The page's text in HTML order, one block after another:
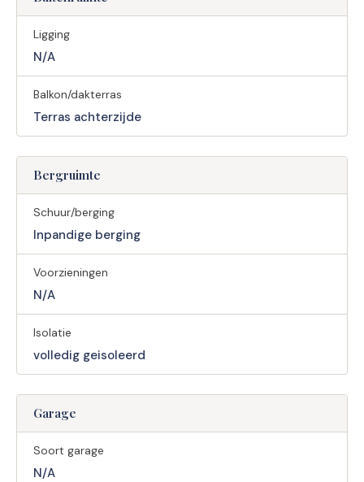
Ligging
N/A
Balkon/dakterras
Terras achterzijde
Bergruimte
Schuur/berging
Inpandige berging
Voorzieningen
N/A
Isolatie
volledig geisoleerd
Garage
Soort garage
N/A